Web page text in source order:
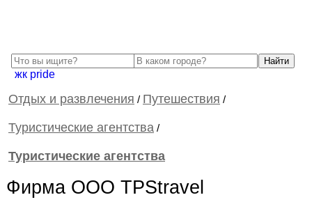
жк pride
Отдых и развлечения / Путешествия /
Туристические агентства /
Туристические агентства
Фирма ООО TPStravel